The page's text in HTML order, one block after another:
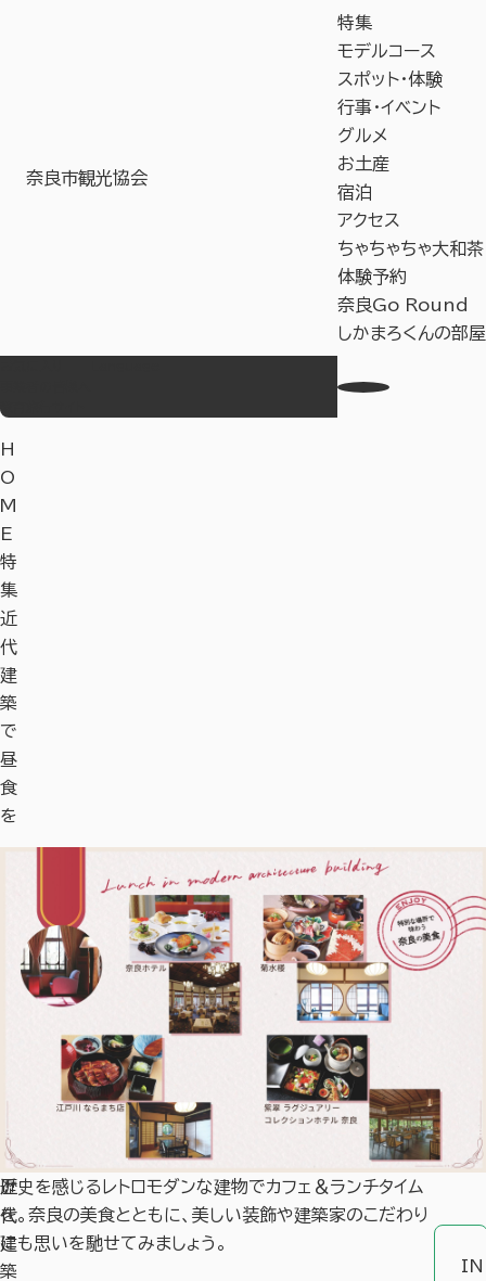
奈良市観光協会
特集
モデルコース
スポット・体験
行事・イベント
グルメ
お土産
宿泊
アクセス
ちゃちゃちゃ大和茶
体験予約
奈良Go Round
しかまろくんの部屋
H
O
M
E
特
集
近
代
建
築
で
昼
食
を
近
代
建
築
歴史を感じるレトロモダンな建物でカフェ＆ランチタイム
を。奈良の美食とともに、美しい装飾や建築家のこだわり
にも思いを馳せてみましょう。